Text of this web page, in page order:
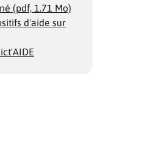
(pdf, 1.71 Mo)
d'aide sur